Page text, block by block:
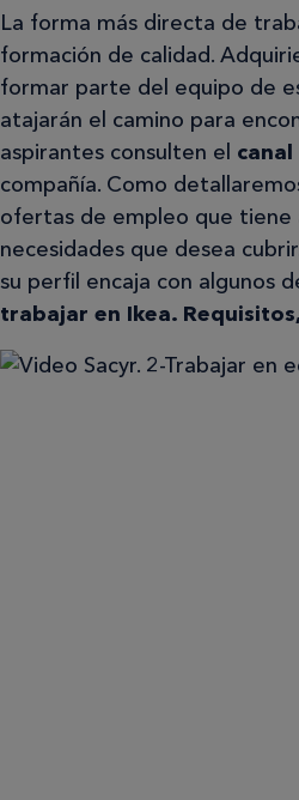
La forma más directa de
formación de calidad.
formar parte del equipo de
atajarán el camino para
aspirantes consulten el
compañía. Como
ofertas de empleo que tiene
necesidades que desea
su perfil encaja con algunos
trabajar en Ikea.